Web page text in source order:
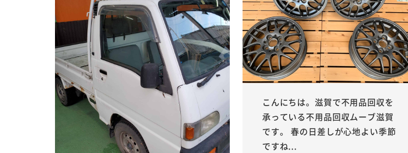
こんにちは。滋賀で不用品回収を
承っている不用品回収ムーブ滋賀
です。 春の日差しが心地よい季節
ですね...